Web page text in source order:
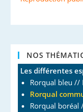
NOS
Les différentes
Rorqual bleu //
Rorqual
Rorqual boréal